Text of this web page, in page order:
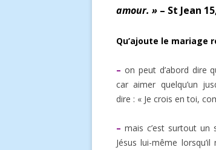
amour. » – St Jean
Qu’ajoute le mariage
– on peut d’abord dire
car aimer quelqu’un
dire : « Je crois en toi,
– mais c’est surtout un
Jésus lui-même